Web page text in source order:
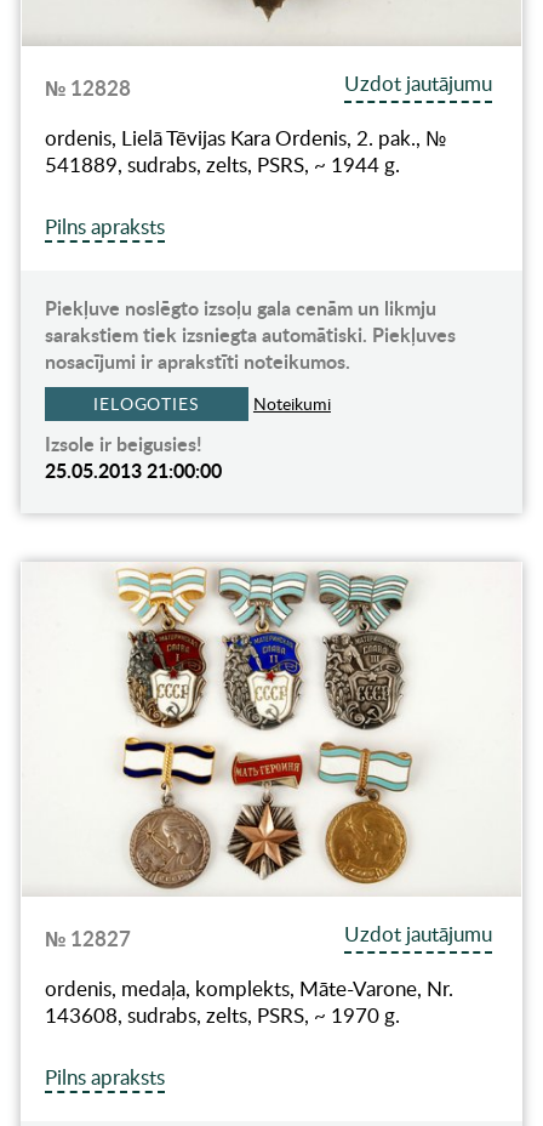
№ 12828
Uzdot jautājumu
ordenis, Lielā Tēvijas Kara Ordenis, 2. pak., №
541889, sudrabs, zelts, PSRS, ~ 1944 g.
Pilns apraksts
Piekļuve noslēgto izsoļu gala cenām un likmju
sarakstiem tiek izsniegta automātiski. Piekļuves
nosacījumi ir aprakstīti noteikumos.
IELOGOTIES Noteikumi
Izsole ir beigusies!
25.05.2013 21:00:00
№ 12827
Uzdot jautājumu
ordenis, medaļa, komplekts, Māte-Varone, Nr.
143608, sudrabs, zelts, PSRS, ~ 1970 g.
Pilns apraksts